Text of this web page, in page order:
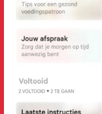
Kim
33 jaar oud
Vanaf het eerste
het laten
een
verstand van